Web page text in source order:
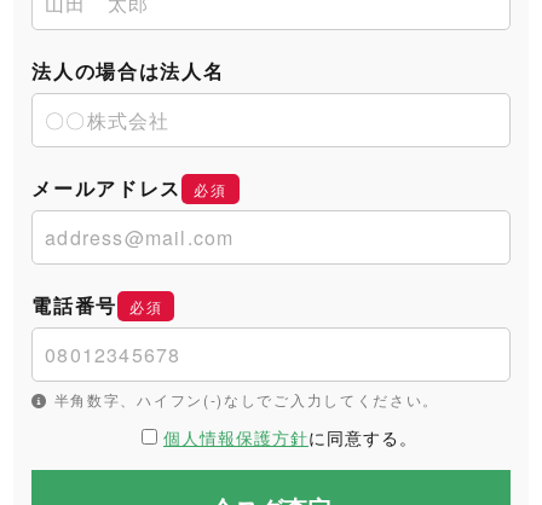
法人の場合は法人名
メールアドレス 必須
電話番号 必須
半角数字、ハイフン(-)なしでご入力してください。
個人情報保護方針に同意する。